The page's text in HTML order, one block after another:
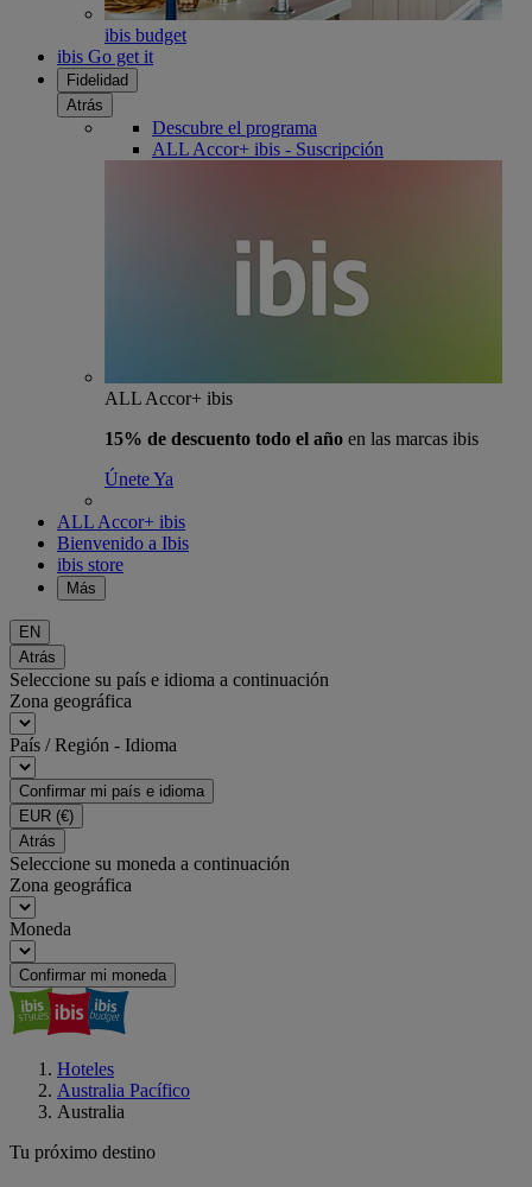
ibis budget
ibis Go get it
Fidelidad
Atrás
Descubre el programa
ALL Accor+ ibis - Suscripción
ALL Accor+ ibis
15% de descuento todo el año en las marcas ibis
Únete Ya
ALL Accor+ ibis
Bienvenido a Ibis
ibis store
Más
EN
Atrás
Seleccione su país e idioma a continuación
Zona geográfica
País / Región - Idioma
Confirmar mi país e idioma
EUR (€)
Atrás
Seleccione su moneda a continuación
Zona geográfica
Moneda
Confirmar mi moneda
Hoteles
Australia Pacífico
Australia
Tu próximo destino